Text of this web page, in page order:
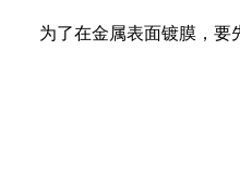
为了在金属表面镀膜，要